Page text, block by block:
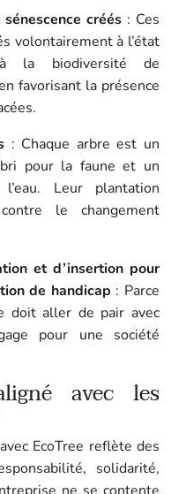
créés: Ces
volontairement à l’état
la biodiversité de
favorisant la présence
: Chaque arbre est un
pour la faune et un
Leur plantation
le changement
et d’insertion pour
de handicap : Parce
doit aller de pair avec
pour une société
avec les
EcoTree reflète des
solidarité,